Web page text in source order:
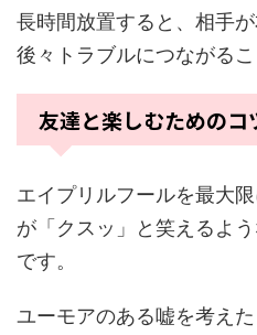
長時間放置すると、相手が
後々トラブルにつながるこ
友達と楽しむためのコ
エイプリルフールを最大
が「クスッ」と笑えるよ
です。
ユーモアのある嘘を考え